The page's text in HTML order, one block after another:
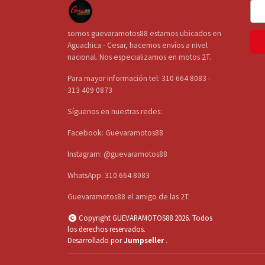
somos guevaramotos88 estamos ubicados en
Aguachica - Cesar, hacemos envíos a nivel
nacional. Nos especializamos en motos 2T.
Para mayor información tel: 310 664 8083 -
313 409 0873
Síguenos en nuestras redes:
Facebook: Guevaramotos88
Instagram: @guevaramotos88
WhatsApp: 310 664 8083
Guevaramotos88 el amigo de las 2T.
Copyright GUEVARAMOTOS88 2026. Todos
los derechos reservados.
Desarrollado porJumpseller .